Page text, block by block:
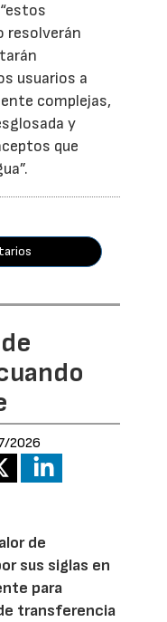
resolverán
usuarios a
complejas,
y
que
2026
de
sus siglas en
para
transferencia